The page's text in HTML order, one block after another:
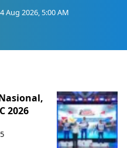
4 Aug 2026, 5:00 AM
2026